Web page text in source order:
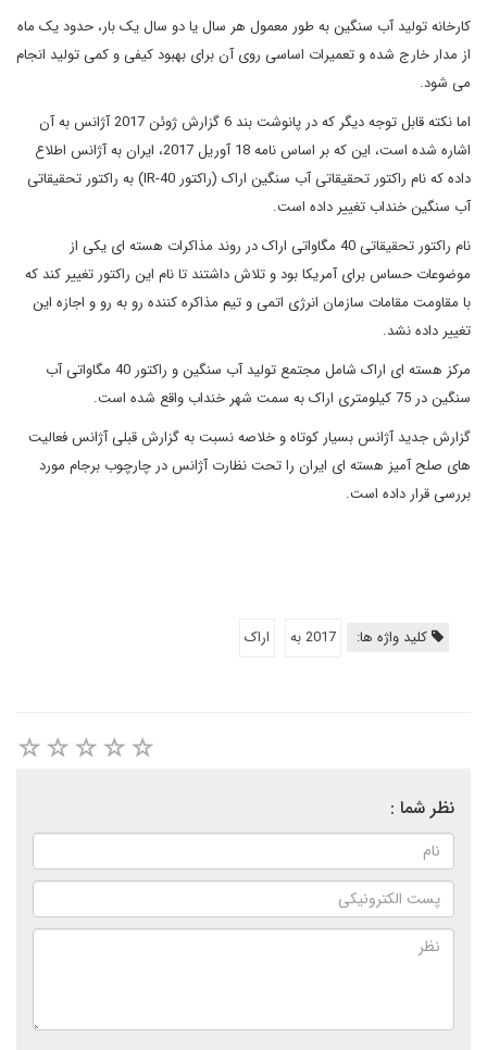
کارخانه تولید آب سنگین به طور معمول هر سال یا دو سال یک بار، حدود یک ماه
از مدار خارج شده و تعمیرات اساسی روی آن برای بهبود کیفی و کمی تولید انجام
می شود.
اما نکته قابل توجه دیگر که در پانوشت بند 6 گزارش ژوئن 2017 آژانس به آن
اشاره شده است، این که بر اساس نامه 18 آوریل 2017، ایران به آژانس اطلاع
داده که نام راکتور تحقیقاتی آب سنگین اراک (راکتور IR-40) به راکتور تحقیقاتی
آب سنگین خنداب تغییر داده است.
نام راکتور تحقیقاتی 40 مگاواتی اراک در روند مذاکرات هسته ای یکی از
موضوعات حساس برای آمریکا بود و تلاش داشتند تا نام این راکتور تغییر کند که
با مقاومت مقامات سازمان انرژی اتمی و تیم مذاکره کننده رو به رو و اجازه این
تغییر داده نشد.
مرکز هسته ای اراک شامل مجتمع تولید آب سنگین و راکتور 40 مگاواتی آب
سنگین در 75 کیلومتری اراک به سمت شهر خنداب واقع شده است.
گزارش جدید آژانس بسیار کوتاه و خلاصه نسبت به گزارش قبلی آژانس فعالیت
های صلح آمیز هسته ای ایران را تحت نظارت آژانس در چارچوب برجام مورد
بررسی قرار داده است.
کلید واژه ها: 2017 به اراک
نظر شما :